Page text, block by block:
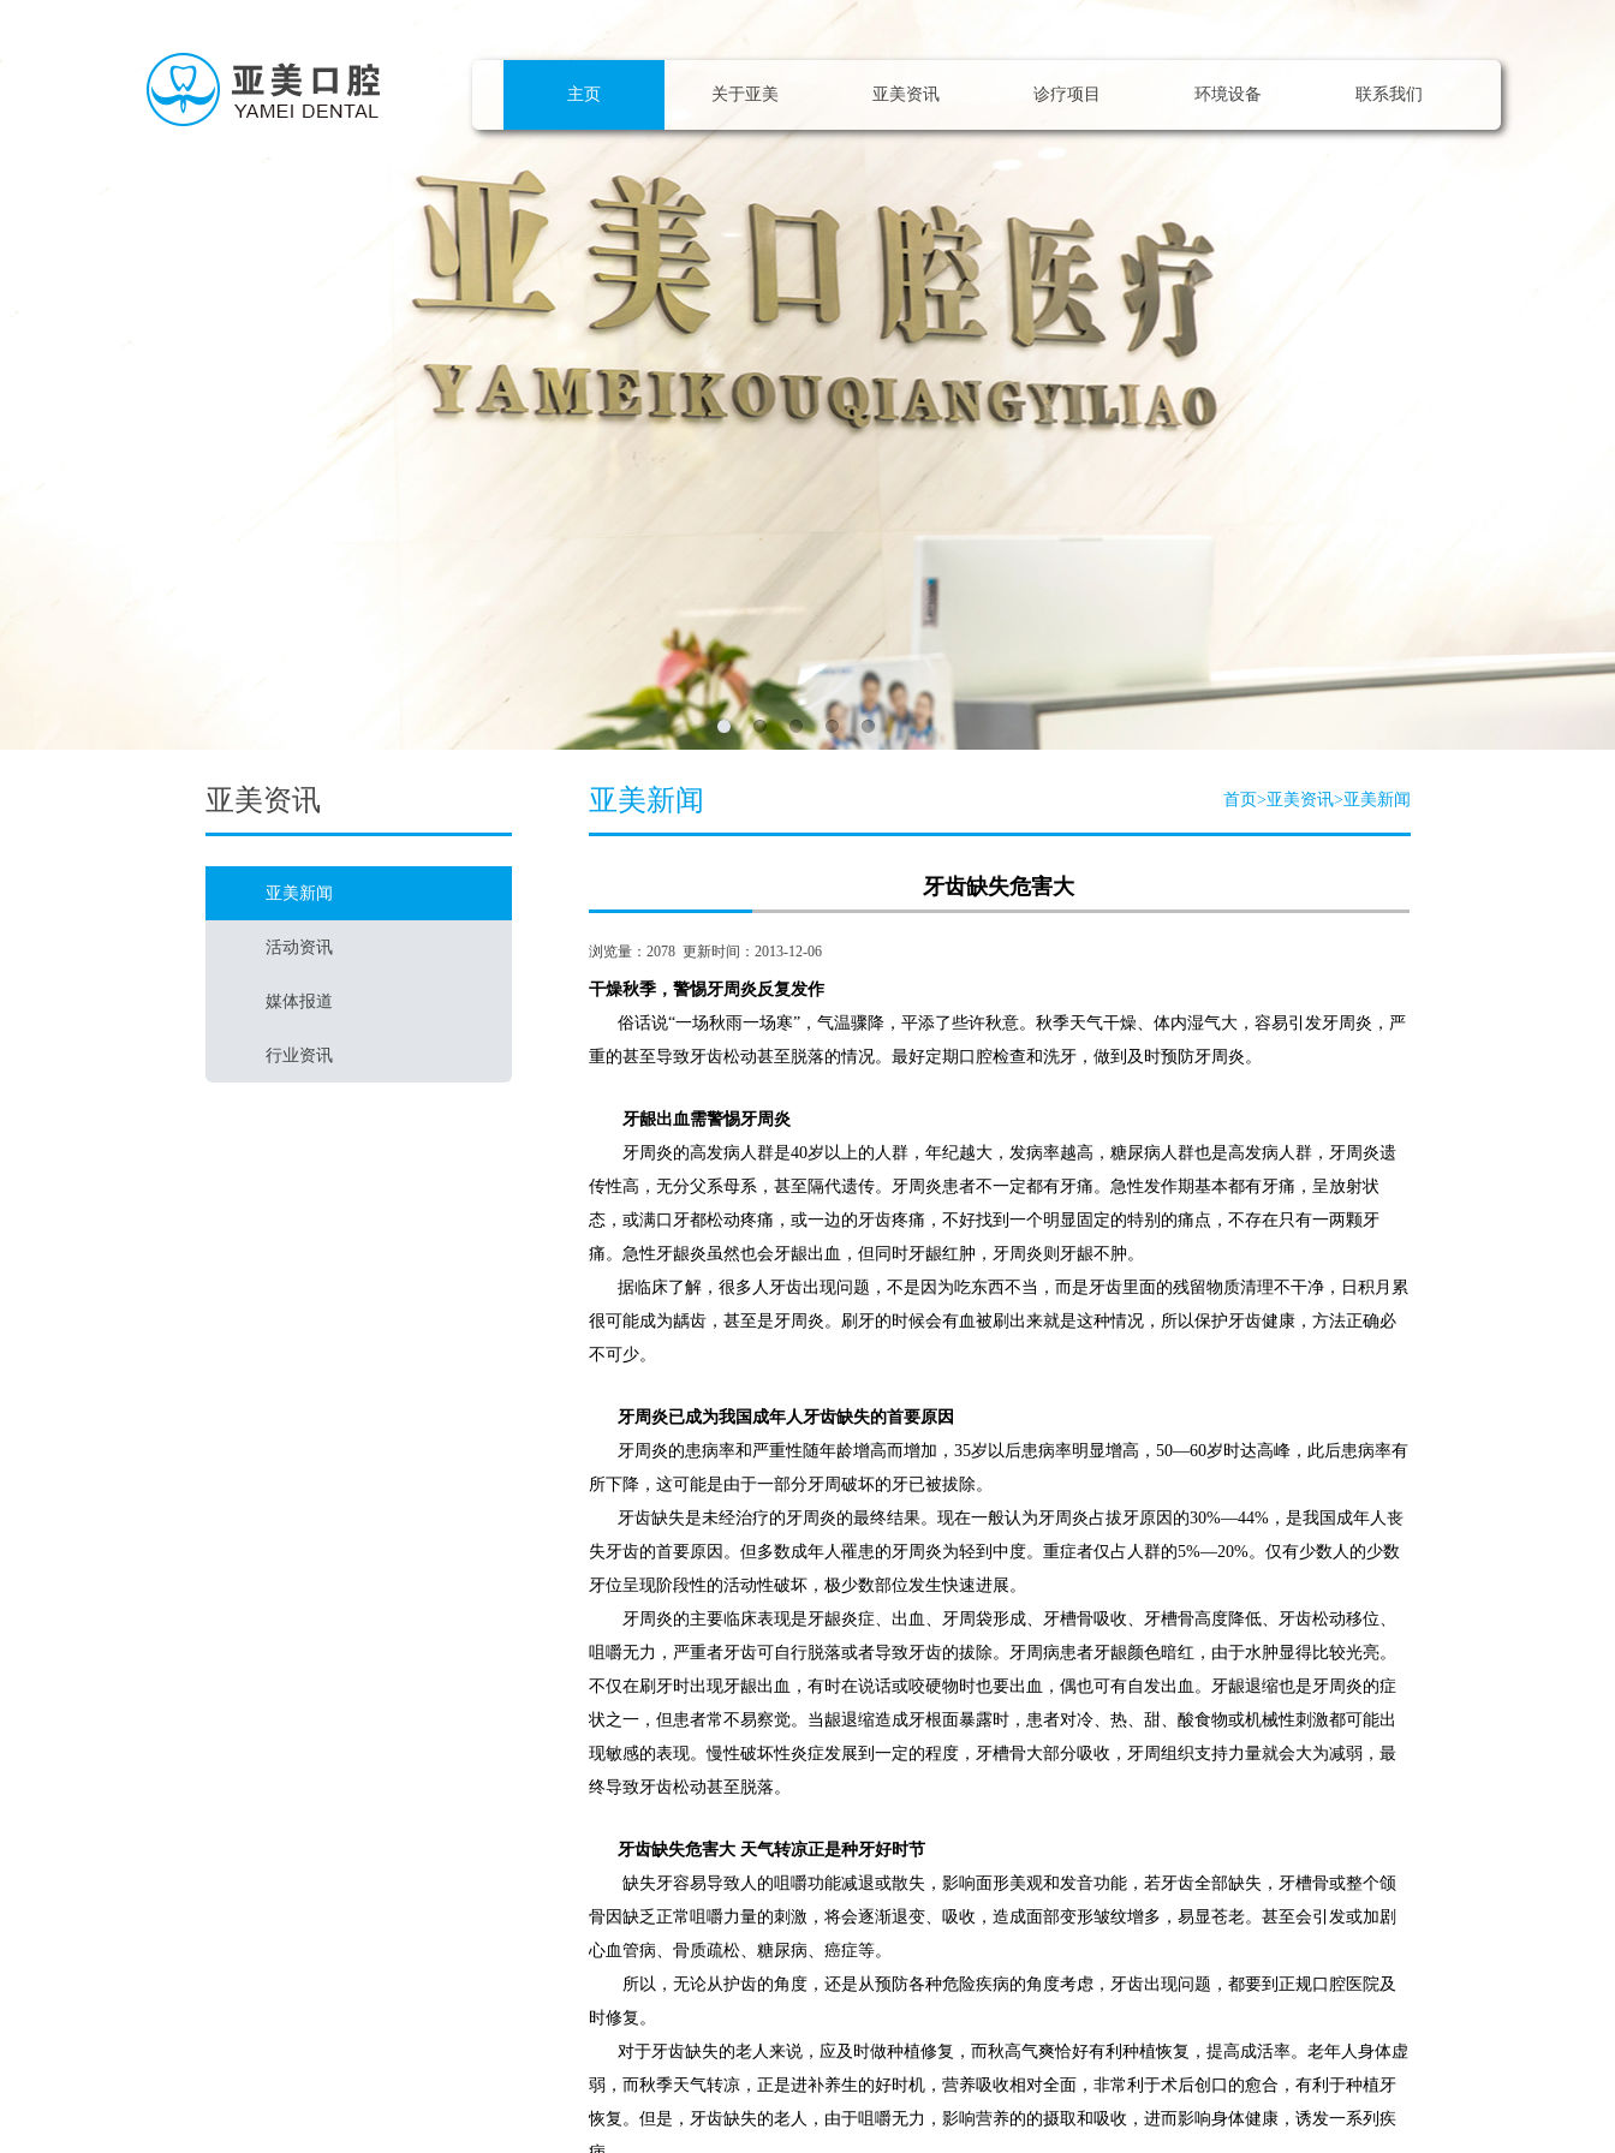
主页 关于亚美 亚美资讯 诊疗项目 环境设备 联系我们
亚美资讯
亚美新闻
活动资讯
媒体报道
行业资讯
首页>亚美资讯>亚美新闻
亚美新闻
牙齿缺失危害大
浏览量： 2078更新时间：2013-12-06
干燥秋季，警惕牙周炎反复发作
俗话说“一场秋雨一场寒”，气温骤降，平添了些许秋意。秋季天气干燥、体内湿气大，容易引发牙周炎，严
重的甚至导致牙齿松动甚至脱落的情况。最好定期口腔检查和洗牙，做到及时预防牙周炎。
牙龈出血需警惕牙周炎
牙周炎的高发病人群是40岁以上的人群，年纪越大，发病率越高，糖尿病人群也是高发病人群，牙周炎遗
传性高，无分父系母系，甚至隔代遗传。牙周炎患者不一定都有牙痛。急性发作期基本都有牙痛，呈放射状
态，或满口牙都松动疼痛，或一边的牙齿疼痛，不好找到一个明显固定的特别的痛点，不存在只有一两颗牙
痛。急性牙龈炎虽然也会牙龈出血，但同时牙龈红肿，牙周炎则牙龈不肿。
据临床了解，很多人牙齿出现问题，不是因为吃东西不当，而是牙齿里面的残留物质清理不干净，日积月累
很可能成为龋齿，甚至是牙周炎。刷牙的时候会有血被刷出来就是这种情况，所以保护牙齿健康，方法正确必
不可少。
牙周炎已成为我国成年人牙齿缺失的首要原因
牙周炎的患病率和严重性随年龄增高而增加，35岁以后患病率明显增高，50—60岁时达高峰，此后患病率有
所下降，这可能是由于一部分牙周破坏的牙已被拔除。
牙齿缺失是未经治疗的牙周炎的最终结果。现在一般认为牙周炎占拔牙原因的30%—44%，是我国成年人丧
失牙齿的首要原因。但多数成年人罹患的牙周炎为轻到中度。重症者仅占人群的5%—20%。仅有少数人的少数
牙位呈现阶段性的活动性破坏，极少数部位发生快速进展。
牙周炎的主要临床表现是牙龈炎症、出血、牙周袋形成、牙槽骨吸收、牙槽骨高度降低、牙齿松动移位、
咀嚼无力，严重者牙齿可自行脱落或者导致牙齿的拔除。牙周病患者牙龈颜色暗红，由于水肿显得比较光亮。
不仅在刷牙时出现牙龈出血，有时在说话或咬硬物时也要出血，偶也可有自发出血。牙龈退缩也是牙周炎的症
状之一，但患者常不易察觉。当龈退缩造成牙根面暴露时，患者对冷、热、甜、酸食物或机械性刺激都可能出
现敏感的表现。慢性破坏性炎症发展到一定的程度，牙槽骨大部分吸收，牙周组织支持力量就会大为减弱，最
终导致牙齿松动甚至脱落。
牙齿缺失危害大 天气转凉正是种牙好时节
缺失牙容易导致人的咀嚼功能减退或散失，影响面形美观和发音功能，若牙齿全部缺失，牙槽骨或整个颌
骨因缺乏正常咀嚼力量的刺激，将会逐渐退变、吸收，造成面部变形皱纹增多，易显苍老。甚至会引发或加剧
心血管病、骨质疏松、糖尿病、癌症等。
所以，无论从护齿的角度，还是从预防各种危险疾病的角度考虑，牙齿出现问题，都要到正规口腔医院及
时修复。
对于牙齿缺失的老人来说，应及时做种植修复，而秋高气爽恰好有利种植恢复，提高成活率。老年人身体虚
弱，而秋季天气转凉，正是进补养生的好时机，营养吸收相对全面，非常利于术后创口的愈合，有利于种植牙
恢复。但是，牙齿缺失的老人，由于咀嚼无力，影响营养的的摄取和吸收，进而影响身体健康，诱发一系列疾